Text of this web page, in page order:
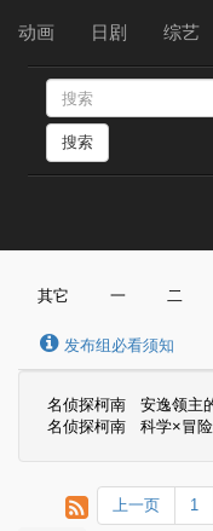
动画 日剧 综艺
搜索
其它 一 二
发布组必看须知
名侦探柯南 安逸领主
名侦探柯南
科学×冒
上一页 1